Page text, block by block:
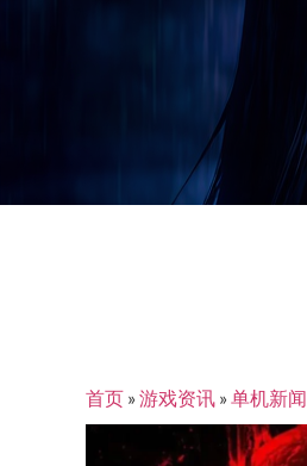
首页 »游戏资讯 »单机新闻